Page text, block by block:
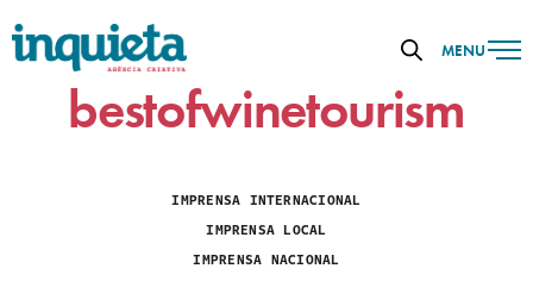
MENU
bestofwinetourism
IMPRENSA INTERNACIONAL
IMPRENSA LOCAL
IMPRENSA NACIONAL